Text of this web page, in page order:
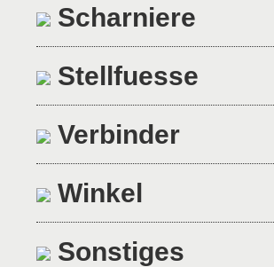
Scharniere
Stellfuesse
Verbinder
Winkel
Sonstiges